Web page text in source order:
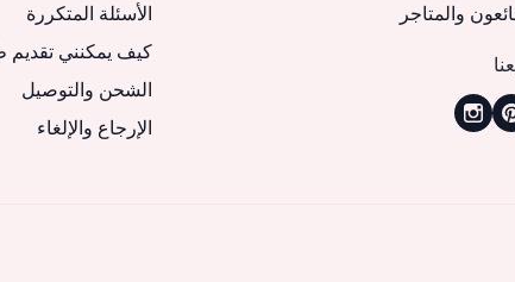
والمتاجر
الأسئلة المتكررة
كيف يمكنني
الشحن والتوصيل
الإرجاع والإلغاء